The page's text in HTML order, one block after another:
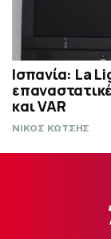
Ισπανία: La
και VAR
ΝΙΚΟΣ ΚΩΤΣΗΣ